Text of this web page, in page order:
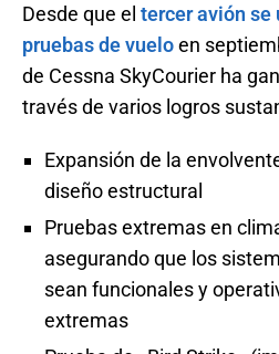
Desde que el tercer avión se
pruebas de vueloen
de Cessna SkyCourier ha
través de varios logros
Expansión de la
diseño estructural
Pruebas extremas en
asegurando que los
sean funcionales y
extremas